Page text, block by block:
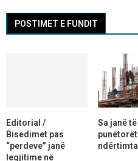
POSTIMET E FUNDIT
Editorial /
Bisedimet pas
“perdeve” janë
legjitime në
Sa janë